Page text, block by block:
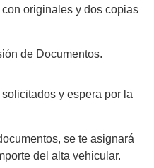
originales y dos copias
de Documentos.
y espera por la
se te asignará
del alta vehicular.